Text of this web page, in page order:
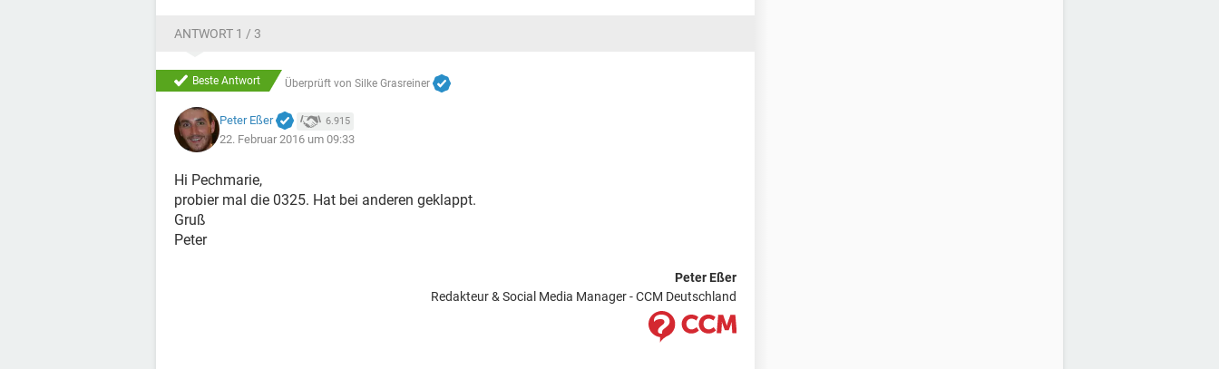
ANTWORT 1 / 3
Beste Antwort Überprüft von Silke Grasreiner
Peter Eßer 6.915
22. Februar 2016 um 09:33
Hi Pechmarie,
probier mal die 0325. Hat bei anderen geklappt.
Gruß
Peter
Peter Eßer
Redakteur & Social Media Manager - CCM Deutschland